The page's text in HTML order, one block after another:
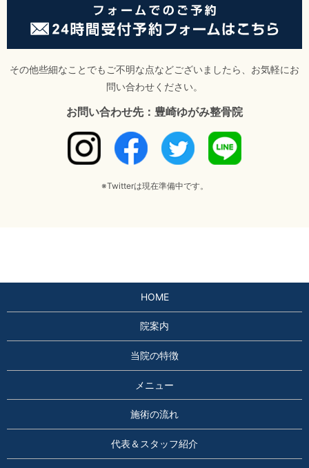
その他些細なことでもご不明な点などございましたら、お気軽にお
問い合わせください。
お問い合わせ先：豊崎ゆがみ整骨院
※Twitterは現在準備中です。
HOME
院案内
当院の特徴
メニュー
施術の流れ
代表＆スタッフ紹介